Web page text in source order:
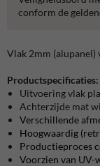
conform de
Vlak 2mm
Productspecificaties:
Uitvoering vlak
Achterzijde mat
Verschillende
Hoogwaardig
Productieproces
Voorzien van